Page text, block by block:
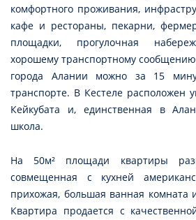
комфортного проживания,
кафе и рестораны, пекарни,
площадки, прогулочная
хорошему транспортному
города Алании можно за 15
транспорте. В Кестеле расположен
Кейкубата и, единственная в
школа.
На 50м² площади квартиры
совмещенная с кухней
прихожая, большая ванная комната
Квартира продается с